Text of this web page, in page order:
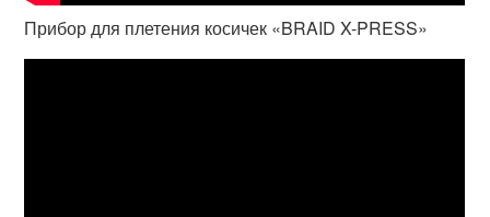
Прибор для плетения косичек «BRAID X-PRESS»